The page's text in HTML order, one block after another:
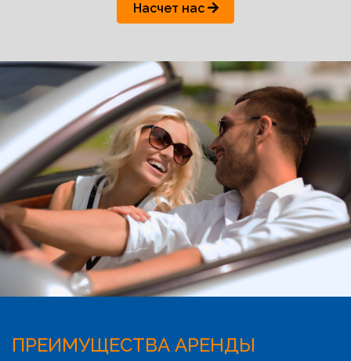
Насчет нас
ПРЕИМУЩЕСТВА АРЕНДЫ